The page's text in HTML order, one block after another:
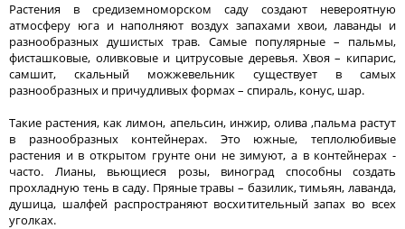
Растения в средиземноморском саду создают невероятную
атмосферу юга и наполняют воздух запахами хвои, лаванды и
разнообразных душистых трав. Самые популярные – пальмы,
фисташковые, оливковые и цитрусовые деревья. Хвоя – кипарис,
самшит, скальный можжевельник существует в самых
разнообразных и причудливых формах – спираль, конус, шар.
Такие растения, как лимон, апельсин, инжир, олива ,пальма растут
в разнообразных контейнерах. Это южные, теплолюбивые
растения и в открытом грунте они не зимуют, а в контейнерах -
часто. Лианы, вьющиеся розы, виноград способны создать
прохладную тень в саду. Пряные травы – базилик, тимьян, лаванда,
душица, шалфей распространяют восхитительный запах во всех
уголках.